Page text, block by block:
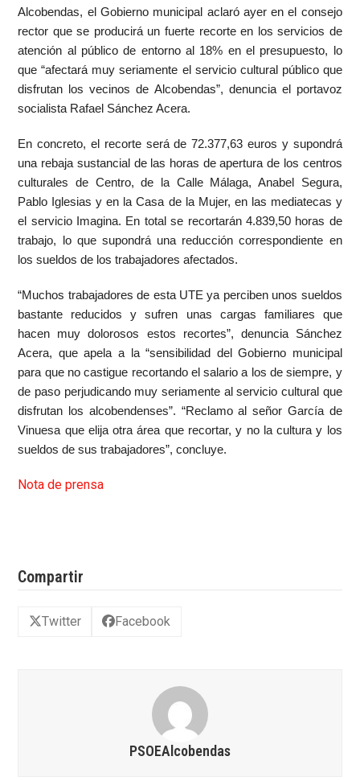
Alcobendas, el Gobierno municipal aclaró ayer en el consejo
rector que se producirá un fuerte recorte en los servicios de
atención al público de entorno al 18% en el presupuesto, lo
que “afectará muy seriamente el servicio cultural público que
disfrutan los vecinos de Alcobendas”, denuncia el portavoz
socialista Rafael Sánchez Acera.
En concreto, el recorte será de 72.377,63 euros y supondrá
una rebaja sustancial de las horas de apertura de los centros
culturales de Centro, de la Calle Málaga, Anabel Segura,
Pablo Iglesias y en la Casa de la Mujer, en las mediatecas y
el servicio Imagina. En total se recortarán 4.839,50 horas de
trabajo, lo que supondrá una reducción correspondiente en
los sueldos de los trabajadores afectados.
“Muchos trabajadores de esta UTE ya perciben unos sueldos
bastante reducidos y sufren unas cargas familiares que
hacen muy dolorosos estos recortes”, denuncia Sánchez
Acera, que apela a la “sensibilidad del Gobierno municipal
para que no castigue recortando el salario a los de siempre, y
de paso perjudicando muy seriamente al servicio cultural que
disfrutan los alcobendenses”. “Reclamo al señor García de
Vinuesa que elija otra área que recortar, y no la cultura y los
sueldos de sus trabajadores”, concluye.
Nota de prensa
Compartir
Twitter Facebook
PSOEAlcobendas